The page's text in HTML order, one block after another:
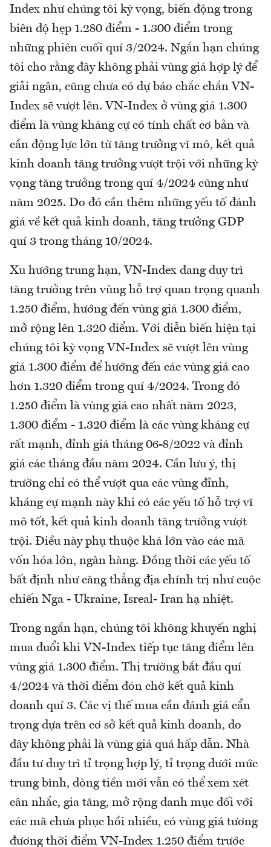
Index như chúng tôi kỳ vọng, biến động trong
biên độ hẹp 1.280 điểm - 1.300 điểm trong
những phiên cuối quí 3/2024. Ngắn hạn chúng
tôi cho rằng đây không phải vùng giá hợp lý để
giải ngân, cũng chưa có dự báo chắc chắn VN-
Index sẽ vượt lên. VN-Index ở vùng giá 1.300
điểm là vùng kháng cự có tính chất cơ bản và
cần động lực lớn từ tăng trưởng vĩ mô, kết quả
kinh doanh tăng trưởng vượt trội với những kỳ
vọng tăng trưởng trong quí 4/2024 cũng như
năm 2025. Do đó cần thêm những yếu tố đánh
giá về kết quả kinh doanh, tăng trưởng GDP
quí 3 trong tháng 10/2024.
Xu hướng trung hạn, VN-Index đang duy trì
tăng trưởng trên vùng hỗ trợ quan trọng quanh
1.250 điểm, hướng đến vùng giá 1.300 điểm,
mở rộng lên 1.320 điểm. Với diễn biến hiện tại
chúng tôi kỳ vọng VN-Index sẽ vượt lên vùng
giá 1.300 điểm để hướng đến các vùng giá cao
hơn 1.320 điểm trong quí 4/2024. Trong đó
1.250 điểm là vùng giá cao nhất năm 2023,
1.300 điểm - 1.320 điểm là các vùng kháng cự
rất mạnh, đỉnh giá tháng 06-8/2022 và đỉnh
giá các tháng đầu năm 2024. Cần lưu ý, thị
trường chỉ có thể vượt qua các vùng đỉnh,
kháng cự mạnh này khi có các yếu tố hỗ trợ vĩ
mô tốt, kết quả kinh doanh tăng trưởng vượt
trội. Điều này phụ thuộc khá lớn vào các mã
vốn hóa lớn, ngân hàng. Đồng thời các yếu tố
bất định như căng thẳng địa chính trị như cuộc
chiến Nga - Ukraine, Isreal- Iran hạ nhiệt.
Trong ngắn hạn, chúng tôi không khuyến nghị
mua đuổi khi VN-Index tiếp tục tăng điểm lên
vùng giá 1.300 điểm. Thị trường bắt đầu quí
4/2024 và thời điểm đón chờ kết quả kinh
doanh quí 3. Các vị thế mua cần đánh giá cẩn
trọng dựa trên cơ sở kết quả kinh doanh, do
đây không phải là vùng giá quá hấp dẫn. Nhà
đầu tư duy trì tỉ trọng hợp lý, tỉ trọng dưới mức
trung bình, dòng tiền mới vẫn có thể xem xét
cân nhắc, gia tăng, mở rộng danh mục đối với
các mã chưa phục hồi nhiều, có vùng giá tương
đương thời điểm VN-Index 1.250 điểm trước